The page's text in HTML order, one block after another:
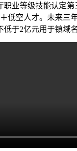
业等级技能认定第
低空人才。未来三
于2亿元用于镇域